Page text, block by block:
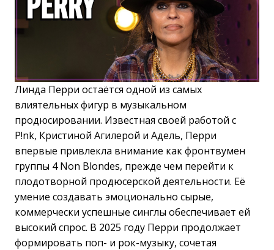
Линда Перри остаётся одной из самых
влиятельных фигур в музыкальном
продюсировании. Известная своей работой с
P!nk, Кристиной Агилерой и Адель, Перри
впервые привлекла внимание как фронтвумен
группы 4 Non Blondes, прежде чем перейти к
плодотворной продюсерской деятельности. Её
умение создавать эмоционально сырые,
коммерчески успешные синглы обеспечивает ей
высокий спрос. В 2025 году Перри продолжает
формировать поп- и рок-музыку, сочетая